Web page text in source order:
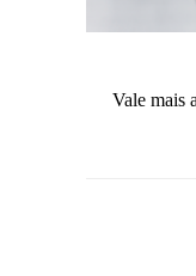
Vale mais